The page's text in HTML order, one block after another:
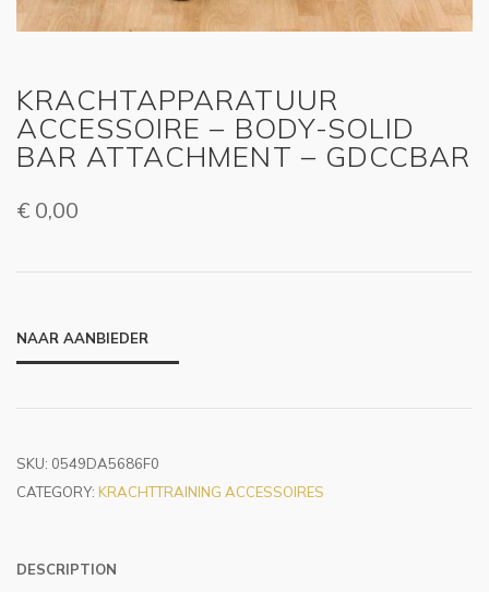
KRACHTAPPARATUUR
ACCESSOIRE – BODY-SOLID
BAR ATTACHMENT – GDCCBAR
€ 0,00
NAAR AANBIEDER
SKU: 0549DA5686F0
CATEGORY: KRACHTTRAINING ACCESSOIRES
DESCRIPTION